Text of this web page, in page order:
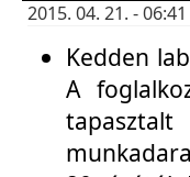
2015. 04. 21. -
Kedden
A